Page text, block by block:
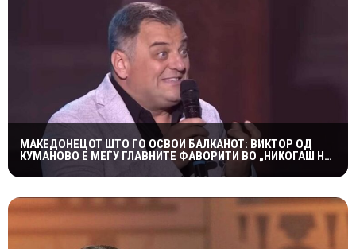
МАКЕДОНЕЦОТ ШТО ГО ОСВОИ БАЛКАНОТ: ВИКТОР ОД
КУМАНОВО Е МЕЃУ ГЛАВНИТЕ ФАВОРИТИ ВО „НИКОГАШ НЕ
Е ДОЦНА”